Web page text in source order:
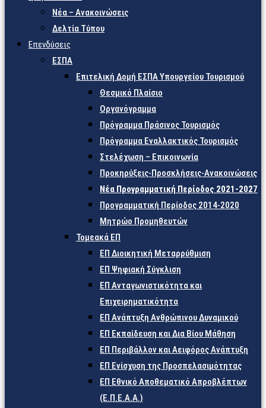
Νέα – Ανακοινώσεις
Δελτία Τύπου
Επενδύσεις
ΕΣΠΑ
Επιτελική Δομή ΕΣΠΑ Υπουργείου Τουρισμού
Θεσμικό Πλαίσιο
Οργανόγραμμα
Πρόγραμμα Πράσινος Τουρισμός
Πρόγραμμα Εναλλακτικός Τουρισμός
Στελέχωση – Επικοινωνία
Προκηρύξεις-Προσκλήσεις-Ανακοινώσεις
Νέα Προγραμματική Περίοδος 2021-2027
Προγραμματική Περίοδος 2014-2020
Μητρώο Προμηθευτών
Τομεακά ΕΠ
ΕΠ Διοικητική Μεταρρύθμιση
ΕΠ Ψηφιακή Σύγκλιση
ΕΠ Ανταγωνιστικότητα και
Επιχειρηματικότητα
ΕΠ Ανάπτυξη Ανθρώπινου Δυναμικού
ΕΠ Εκπαίδευση και Δια Βίου Μάθηση
ΕΠ Περιβάλλον και Αειφόρος Ανάπτυξη
ΕΠ Ενίσχυση της Προσπελασιμότητας
ΕΠ Εθνικό Αποθεματικό Απροβλέπτων
(Ε.Π.Ε.Α.Α.)